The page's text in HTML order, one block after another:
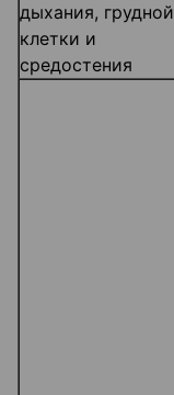
дыхания, грудной
клетки и
средостения